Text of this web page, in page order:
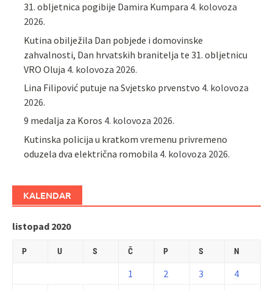
31. obljetnica pogibije Damira Kumpara 4. kolovoza
2026.
Kutina obilježila Dan pobjede i domovinske
zahvalnosti, Dan hrvatskih branitelja te 31. obljetnicu
VRO Oluja 4. kolovoza 2026.
Lina Filipović putuje na Svjetsko prvenstvo 4. kolovoza
2026.
9 medalja za Koros 4. kolovoza 2026.
Kutinska policija u kratkom vremenu privremeno
oduzela dva električna romobila 4. kolovoza 2026.
KALENDAR
listopad 2020
P U S Č P S N
1 2 3
4